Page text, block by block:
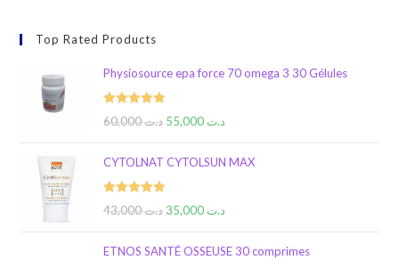
Top Rated Products
Physiosource epa force 70 omega 3 30 Gélules
Rated5.00د.ت60,000 د.ت
CYTOLNAT CYTOLSUN MAX
Rated5.00د.ت43,000 د.ت
ETNOS SANTÉ OSSEUSE 30 comprimes